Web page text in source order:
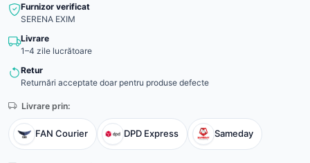
Furnizor verificat
SERENA EXIM
Livrare
1–4 zile lucrătoare
Retur
Returnări acceptate doar pentru produse defecte
Livrare prin:
FAN Courier DPD Express Sameday